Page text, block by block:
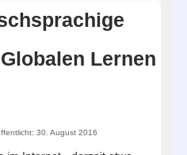
Lernen
30. August 2016